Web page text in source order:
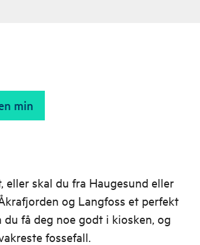
min
eller skal du fra Haugesund eller
og Langfoss et perfekt
du få deg noe godt i kiosken, og
fossefall.